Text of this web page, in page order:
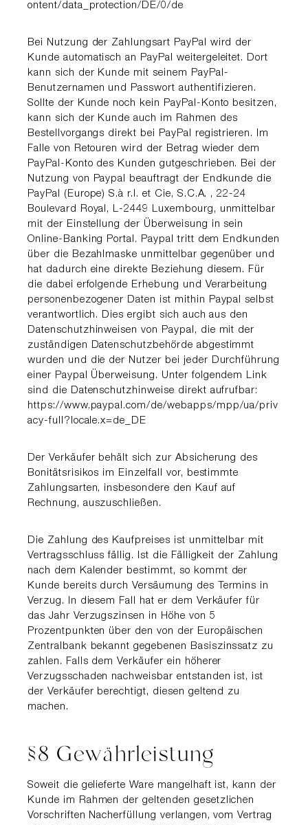
ontent/data_protection/DE/0/de
Bei Nutzung der Zahlungsart PayPal wird der
Kunde automatisch an PayPal weitergeleitet. Dort
kann sich der Kunde mit seinem PayPal-
Benutzernamen und Passwort authentifizieren.
Sollte der Kunde noch kein PayPal-Konto besitzen,
kann sich der Kunde auch im Rahmen des
Bestellvorgangs direkt bei PayPal registrieren. Im
Falle von Retouren wird der Betrag wieder dem
PayPal-Konto des Kunden gutgeschrieben. Bei der
Nutzung von Paypal beauftragt der Endkunde die
PayPal (Europe) S.à r.l. et Cie, S.C.A. , 22-24
Boulevard Royal, L-2449 Luxembourg, unmittelbar
mit der Einstellung der Überweisung in sein
Online-Banking Portal. Paypal tritt dem Endkunden
über die Bezahlmaske unmittelbar gegenüber und
hat dadurch eine direkte Beziehung diesem. Für
die dabei erfolgende Erhebung und Verarbeitung
personenbezogener Daten ist mithin Paypal selbst
verantwortlich. Dies ergibt sich auch aus den
Datenschutzhinweisen von Paypal, die mit der
zuständigen Datenschutzbehörde abgestimmt
wurden und die der Nutzer bei jeder Durchführung
einer Paypal Überweisung. Unter folgendem Link
sind die Datenschutzhinweise direkt aufrufbar:
https://www.paypal.com/de/webapps/mpp/ua/priv
acy-full?locale.x=de_DE
Der Verkäufer behält sich zur Absicherung des
Bonitätsrisikos im Einzelfall vor, bestimmte
Zahlungsarten, insbesondere den Kauf auf
Rechnung, auszuschließen.
Die Zahlung des Kaufpreises ist unmittelbar mit
Vertragsschluss fällig. Ist die Fälligkeit der Zahlung
nach dem Kalender bestimmt, so kommt der
Kunde bereits durch Versäumung des Termins in
Verzug. In diesem Fall hat er dem Verkäufer für
das Jahr Verzugszinsen in Höhe von 5
Prozentpunkten über den von der Europäischen
Zentralbank bekannt gegebenen Basiszinssatz zu
zahlen. Falls dem Verkäufer ein höherer
Verzugsschaden nachweisbar entstanden ist, ist
der Verkäufer berechtigt, diesen geltend zu
machen.
§8 Gewährleistung
Soweit die gelieferte Ware mangelhaft ist, kann der
Kunde im Rahmen der geltenden gesetzlichen
Vorschriften Nacherfüllung verlangen, vom Vertrag